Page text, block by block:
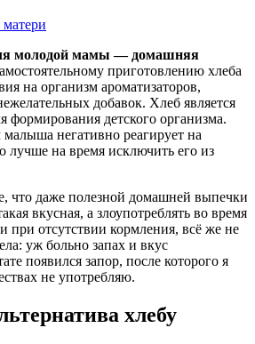
молодой мамы — домашняя
приготовлению хлеба
на организм ароматизаторов,
добавок. Хлеб является
детского организма.
негативно реагирует на
лучше на время исключить его из
что даже полезной домашней выпечки
вкусная, а злоупотреблять во время
при отсутствии кормления, всё же не
уж больно запах и вкус
появился запор, после которого я
не употребляю.
хлебу